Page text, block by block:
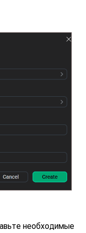
необходимые